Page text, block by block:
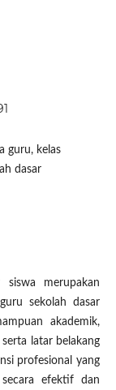
guru, kelas
dasar
siswa merupakan
sekolah dasar
akademik,
latar belakang
profesional yang
efektif dan